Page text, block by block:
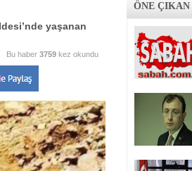
yaşanan
Bu haber 3759 kez okundu
ÖNE